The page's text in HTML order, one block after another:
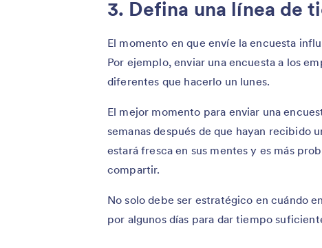
3. Defina una línea de
El momento en que envíe la encuesta
Por ejemplo, enviar una encuesta a los
diferentes que hacerlo un lunes.
El mejor momento para enviar una
semanas después de que hayan recibido
estará fresca en sus mentes y es más
compartir.
No solo debe ser estratégico en cuándo
por algunos días para dar tiempo